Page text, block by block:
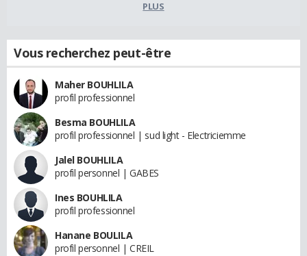
PLUS
Vous recherchez peut-être
Maher BOUHLILA
profil professionnel
Besma BOUHLILA
profil professionnel | sud light - Electriciemme
Jalel BOUHLILA
profil personnel | GABES
Ines BOUHLILA
profil professionnel
Hanane BOULILA
profil personnel | CREIL